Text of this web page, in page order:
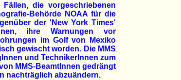
die vorgeschriebenen
Behörde NOAA für die
der 'New York Times'
ihre Warnungen vor
im Golf von Mexiko
gewischt worden. Die MMS
und TechnikerInnen zum
MMS-BeamtInnen gedrängt
nachträglich abzuändern.